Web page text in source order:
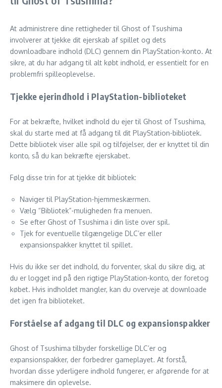
At administrere dine rettigheder til Ghost of Tsushima
involverer at tjekke dit ejerskab af spillet og dets
downloadbare indhold (DLC) gennem din PlayStation-konto. At
sikre, at du har adgang til alt købt indhold, er essentielt for en
problemfri spilleoplevelse.
Tjekke ejerindhold i PlayStation-biblioteket
For at bekræfte, hvilket indhold du ejer til Ghost of Tsushima,
skal du starte med at få adgang til dit PlayStation-bibliotek.
Dette bibliotek viser alle spil og tilføjelser, der er knyttet til din
konto, så du kan bekræfte ejerskabet.
Følg disse trin for at tjekke dit bibliotek:
Naviger til PlayStation-hjemmeskærmen.
Vælg “Bibliotek”-muligheden fra menuen.
Se efter Ghost of Tsushima i din liste over spil.
Tjek for eventuelle tilgængelige DLC’er eller
expansionspakker knyttet til spillet.
Hvis du ikke ser det indhold, du forventer, skal du sikre dig, at
du er logget ind på den rigtige PlayStation-konto, der foretog
købet. Hvis indholdet mangler, kan du overveje at downloade
det igen fra biblioteket.
Forståelse af adgang til DLC og expansionspakker
Ghost of Tsushima tilbyder forskellige DLC’er og
expansionspakker, der forbedrer gameplayet. At forstå,
hvordan disse yderligere indhold fungerer, er afgørende for at
maksimere din oplevelse.